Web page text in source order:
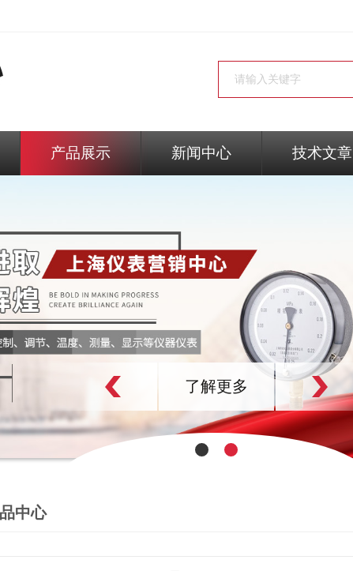
产品展示 新闻中心 技术文章
了解更多
中心